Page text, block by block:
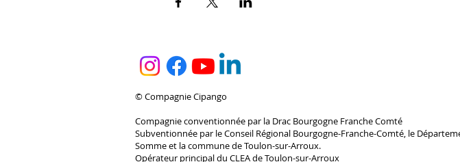
© Compagnie Cipango
Compagnie conventionnée par la Drac Bourgogne Franche Comté
Subventionnée par le Conseil Régional Bourgogne-Franche-Comté, le
Somme et la commune de Toulon-sur-Arroux.
Opérateur principal du CLEA de Toulon-sur-Arroux